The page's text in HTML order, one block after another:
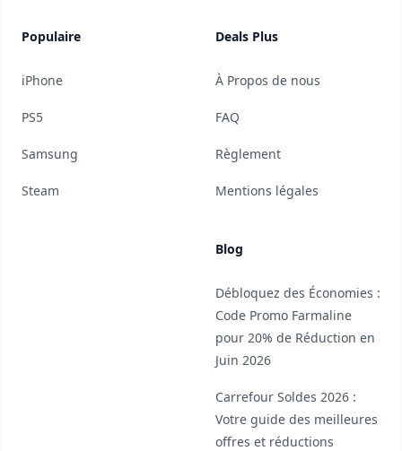
Populaire
iPhone
PS5
Samsung
Steam
Deals Plus
À Propos de nous
FAQ
Règlement
Mentions légales
Blog
Débloquez des Économies :
Code Promo Farmaline
pour 20% de Réduction en
Juin 2026
Carrefour Soldes 2026 :
Votre guide des meilleures
offres et réductions